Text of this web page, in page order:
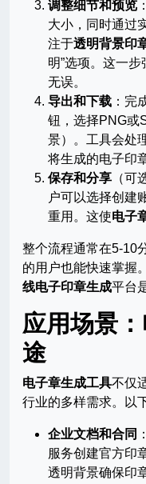
调整细节和预览
大小，同时通过
注于透明背景印
明”选项。这一步
无误。
导出和下载 ：完
钮，选择PNG或
景）。工具会处
将生成的电子印
保存和分享 （可
户可以选择创建
重用。这使电子
整个流程通常在5-10
的用户也能快速掌握
线电子印章生成平台
应用场景
途
电子章生成工具不仅
行业的多样需求。以
企业文档和合同
服务创建官方印
透明背景确保印